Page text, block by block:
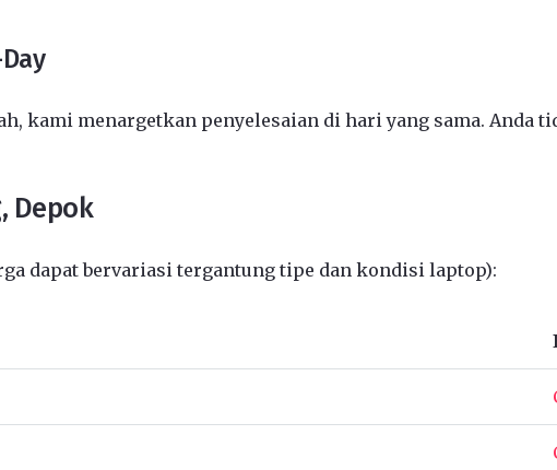
kami menargetkan penyelesaian di hari yang sama. Anda
Depok
dapat bervariasi tergantung tipe dan kondisi laptop):